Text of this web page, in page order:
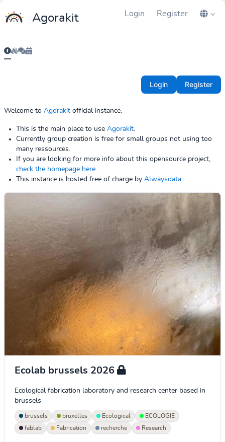
Agorakit Login Register
Login Register
Welcome to Agorakit official instance.
This is the main place to use Agorakit.
Currently group creation is free for small groups not using too
many ressources.
If you are looking for more info about this opensource project,
check the homepage here.
This instance is hosted free of charge by Alwaysdata
Ecolab brussels 2026
Ecological fabrication laboratory and research center based in
brussels
brussels bruxelles Ecological
ECOLOGIE
fablab
Fabrication recherche Research